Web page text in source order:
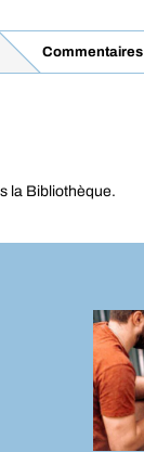
Commentaires
la Bibliothèque.